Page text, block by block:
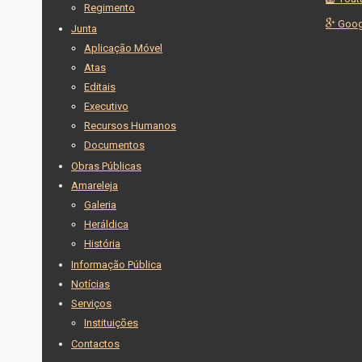
Regimento
Junta
Aplicação Móvel
Atas
Editais
Executivo
Recursos Humanos
Documentos
Obras Públicas
Amareleja
Galeria
Heráldica
História
Informação Pública
Notícias
Serviços
Instituições
Contactos